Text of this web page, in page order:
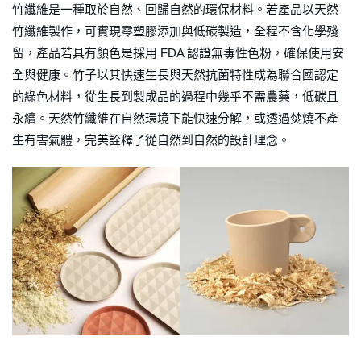
竹纖維是一種取於自然、回歸自然的環保材料。若產品以天然
竹纖維製作，可實現零塑膠添加與低碳製造，全程不含化學殘
留，產品若具有顏色是採用 FDA 認證無毒性色粉，確保使用安
全與健康。竹子以其快速生長與天然抗菌特性成為聯合國認定
的綠色材料，從生長到製成品的過程中幾乎不需農藥，低碳且
永續。天然竹纖維在自然環境下能快速分解，或透過焚燒不產
生有害氣體，完美詮釋了從自然到自然的設計理念。